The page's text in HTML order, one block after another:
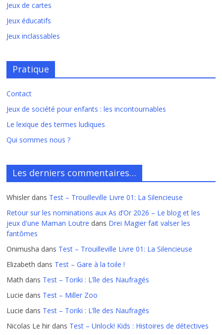
Jeux de cartes
Jeux éducatifs
Jeux inclassables
Pratique
Contact
Jeux de société pour enfants : les incontournables
Le lexique des termes ludiques
Qui sommes nous ?
Les derniers commentaires…
Whisler dans Test – Trouilleville Livre 01: La Silencieuse
Retour sur les nominations aux As d’Or 2026 – Le blog et les
jeux d'une Maman Loutre dans Drei Magier fait valser les
fantômes
Onimusha dans Test – Trouilleville Livre 01: La Silencieuse
Elizabeth dans Test – Gare à la toile !
Math dans Test – Toriki : L’île des Naufragés
Lucie dans Test – Miller Zoo
Lucie dans Test – Toriki : L’île des Naufragés
Nicolas Le hir dans Test – Unlock! Kids : Histoires de détectives